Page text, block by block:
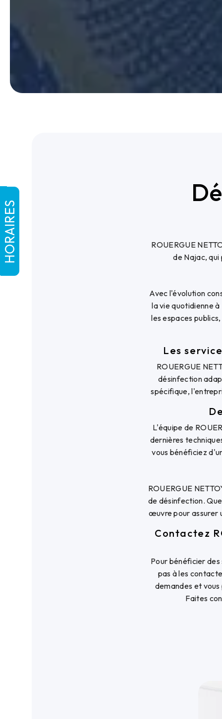
ROUERGUE
de Najac, qui
Avec l'évolution
la vie quotidienne
les espaces
Les
ROUERGUE
désinfection
spécifique,
L'équipe de
dernières
vous bénéficiez
ROUERGUE
de désinfection.
œuvre pour assurer
Contactez
Pour bénéficier
pas à les
demandes et
Faites
HORAIRES